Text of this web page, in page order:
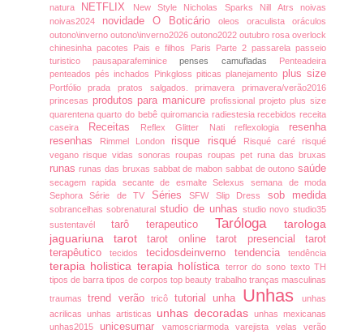
natura
NETFLIX New Style Nicholas Sparks Nill Atrsnoivas
noivas2024
novidade O Boticáriooleosoraculistaoráculos
outono\inverno outono\inverno2026 outono2022 outubro rosaoverlock
chinesinha pacotes Pais e filhos Paris Parte 2passarelapasseio
turistico pausaparafeminicepenses camufladas Penteadeira
penteados pés inchados Pinkglosspiticasplanejamento plus size
Portfóliopradapratos salgados.primaveraprimavera/verão2016
princesas produtos para manicureprofissionalprojeto plus size
quarentenaquarto do bebê quiromancia radiestesiarecebidosreceita
caseira
Receitas Reflex Glitter Nati reflexologia resenha
resenhas
Rimmel London risque risqué Risqué carérisqué
veganorisque vidas sonoras roupas roupas pet runa das bruxas
runasrunas das bruxas sabbat de mabon sabbat de outonosaúde
secagem rapida secante de esmalteSelexussemana de moda
SephoraSérie de TV SériesSFW Slip Dress sob medida
sobrancelhassobrenaturalstudio de unhas studio novostudio35
sustentavél tarô terapeutico Tarólogatarologa
jaguariunatarottarot onlinetarot presencialtarot
terapêuticotecidos tecidosdeinverno tendenciatendência
terapia holistica terapia holística terror do sono textoTH
tipos de barratipos de corpostop beauty trabalho tranças masculinas
traumastrend verãotricô tutorialunha Unhasunhas
acrilicas unhas artisticas unhas decoradasunhas mexicanas
unhas2015unicesumar vamoscriarmodavarejista velasverão